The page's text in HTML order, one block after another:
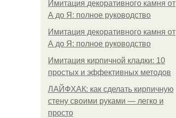
Имитация декоративного камня от
А до Я: полное руководство
Имитация декоративного камня от
А до Я: полное руководство
Имитация кирпичной кладки: 10
простых и эффективных методов
ЛАЙФХАК: как сделать кирпичную
стену своими руками — легко и
просто